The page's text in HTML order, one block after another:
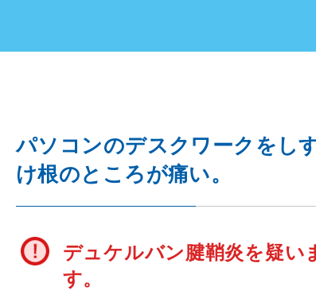
パソコンのデスクワークをし
け根のところが痛い。
デュケルバン腱鞘炎を疑い
す。